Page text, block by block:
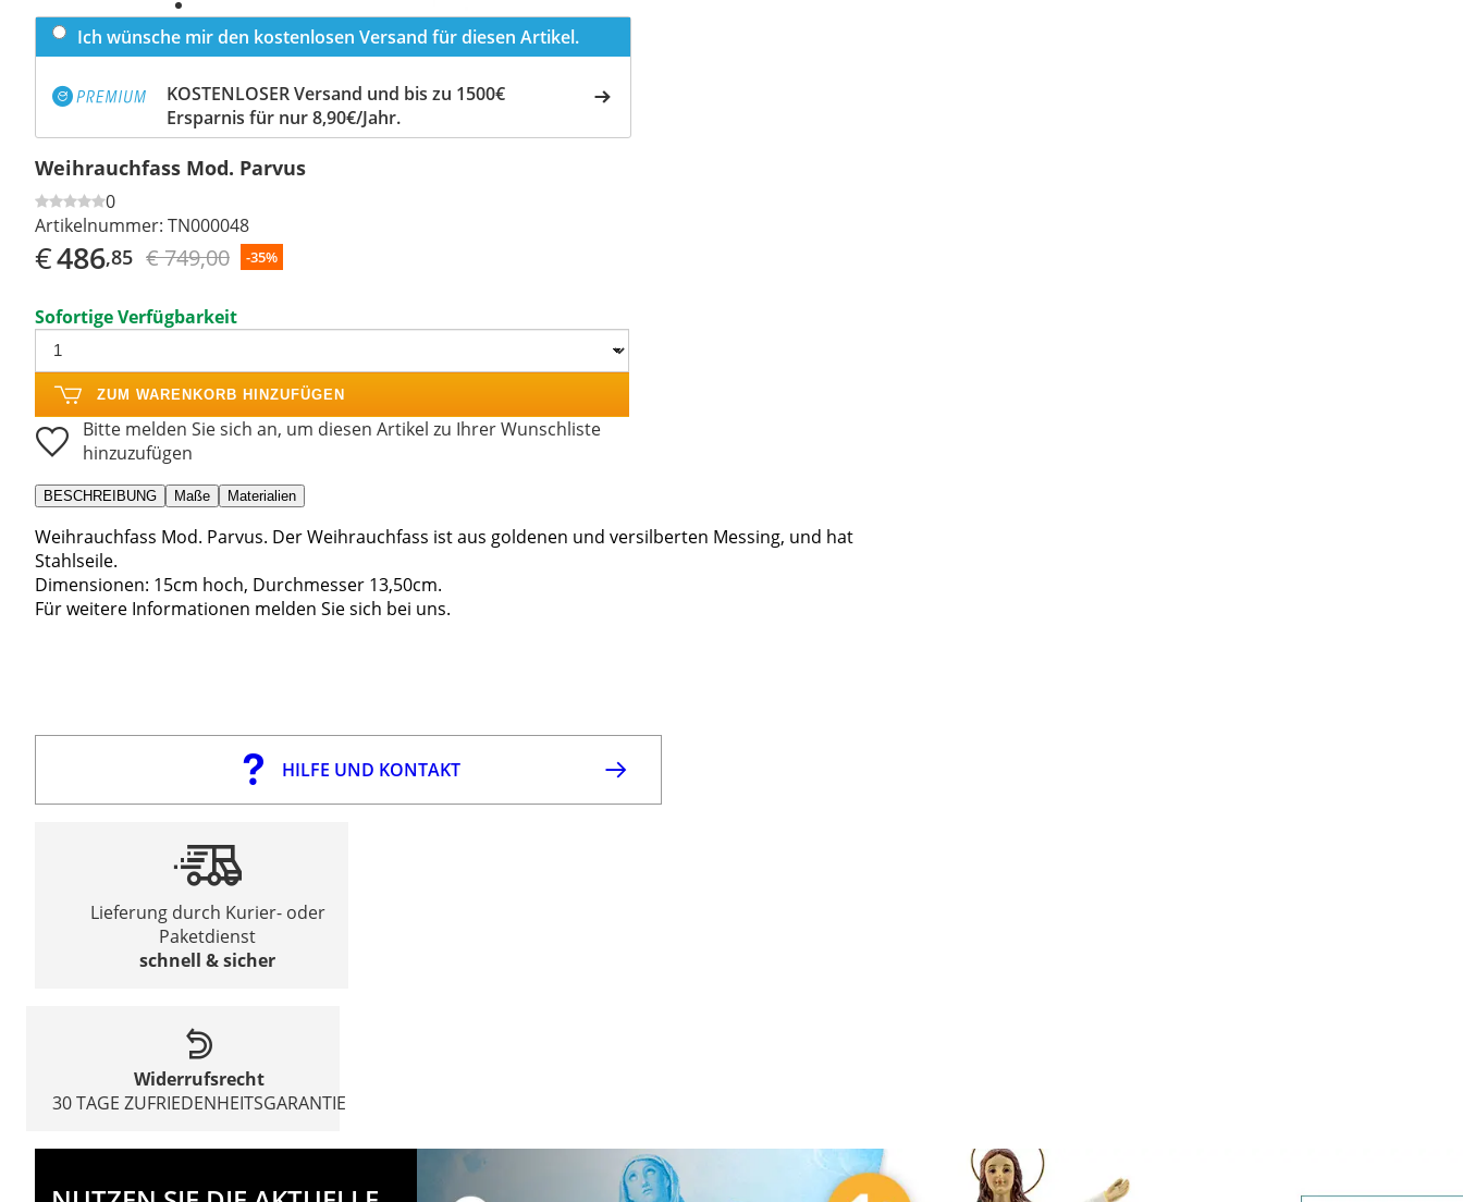
Ich wünsche mir den kostenlosen Versand für diesen Artikel.
KOSTENLOSER Versand und bis zu 1500€
Ersparnis für nur 8,90€/Jahr.
Weihrauchfass Mod. Parvus
0
Artikelnummer: TN000048
€486,85 € 749,00 -35%
Sofortige Verfügbarkeit
ZUM WARENKORB HINZUFÜGEN
Bitte melden Sie sich an, um diesen Artikel zu Ihrer Wunschliste
hinzuzufügen
BESCHREIBUNG Maße Materialien
Weihrauchfass Mod. Parvus. Der Weihrauchfass ist aus goldenen und versilberten Messing, und hat
Stahlseile.
Dimensionen: 15cm hoch, Durchmesser 13,50cm.
Für weitere Informationen melden Sie sich bei uns.
HILFE UND KONTAKT
Lieferung durch Kurier- oder
Paketdienst
schnell & sicher
Widerrufsrecht
30 TAGE ZUFRIEDENHEITSGARANTIE